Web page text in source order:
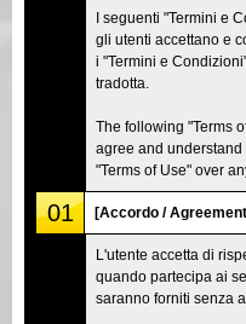
Tokyo Shibuya Annex
Tokyo Asakusa
I seguenti "Termini e
gli utenti accettano e
i "Termini e
tradotta.
The following "Terms
agree and
"Terms of Use" over
01 [Accordo /
L'utente accetta di
quando partecipa ai
saranno forniti senza